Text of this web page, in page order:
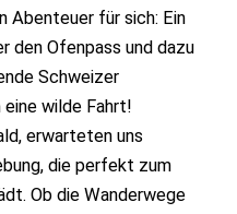
Abenteuer für sich: Ein
den Ofenpass und dazu
Schweizer
wilde Fahrt!
erwarteten uns
die perfekt zum
Ob die Wanderwege